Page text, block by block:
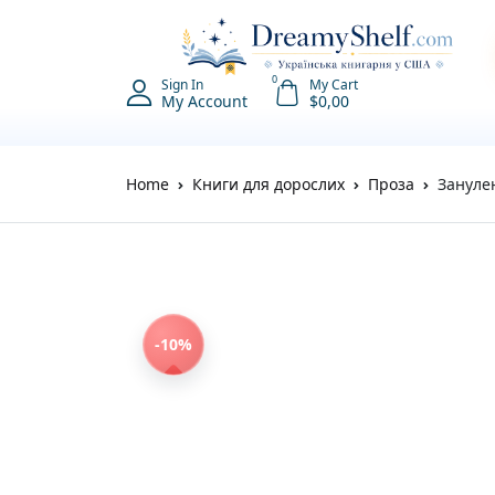
Sign In
My Account
0 My Cart
$0,00
Home Книги для дорослих Проза
-10%